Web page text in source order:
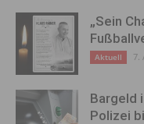
„Sein
Aktuell 7.
Bargeld
Polizei